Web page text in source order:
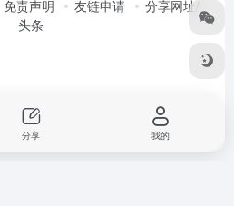
免责声明 友链申请
分享网址/
头条
分享 我的